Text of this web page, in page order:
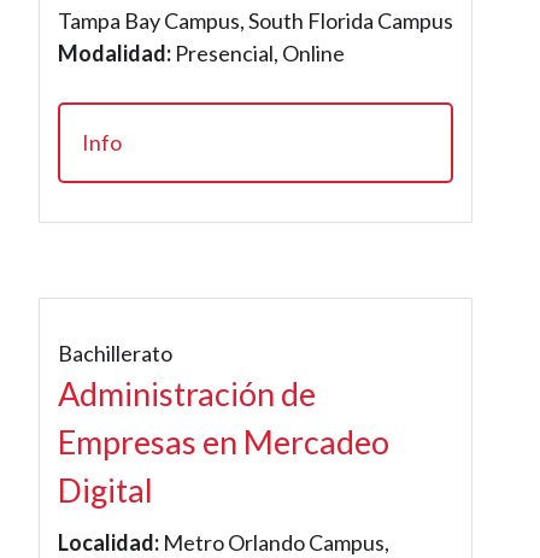
Tampa Bay Campus, South Florida Campus
Modalidad: Presencial, Online
Info
Bachillerato
Administración de
Empresas en Mercadeo
Digital
Localidad: Metro Orlando Campus,